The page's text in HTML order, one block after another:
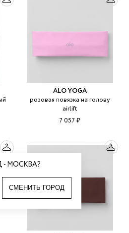
МОСКВА?
СМЕНИТЬ ГОРОД
ALO YOGA
розовая повязка на голову
airlift
7 057 ₽